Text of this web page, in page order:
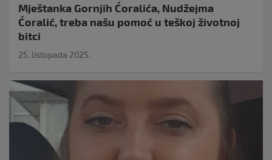
Mještanka Gornjih Ćoralića, Nudžejma
Ćoralić, treba našu pomoć u teškoj životnoj
bitci
25. listopada 2025.